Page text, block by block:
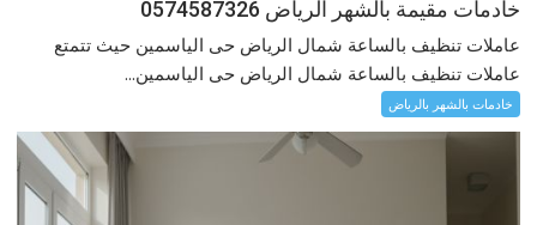
خادمات مقيمة بالشهر الرياض 0574587326
عاملات تنظيف بالساعة شمال الرياض حى الياسمين حيث تتمتع
عاملات تنظيف بالساعة شمال الرياض حى الياسمين...
خادمات بالشهر بالرياض